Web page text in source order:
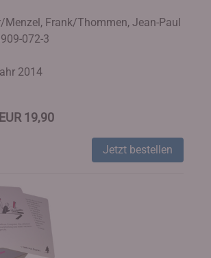
Menzel, Frank/Thommen, Jean-Paul
072-3
2014
19,90
Jetzt bestellen